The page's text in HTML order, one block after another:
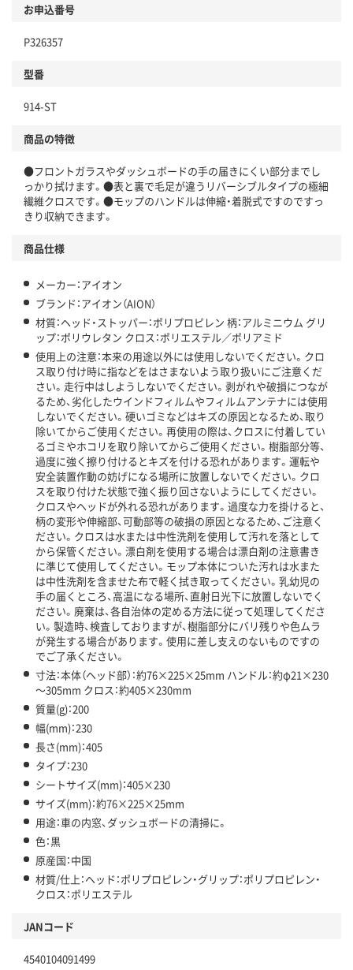
お申込番号
P326357
型番
914-ST
商品の特徴
●フロントガラスやダッシュボードの手の届きにくい部分までし
っかり拭けます。●表と裏で毛足が違うリバーシブルタイプの極細
繊維クロスです。●モップのハンドルは伸縮・着脱式ですのですっ
きり収納できます。
商品仕様
メーカー：アイオン
ブランド：アイオン（AION）
材質：ヘッド・ストッパー：ポリプロピレン 柄：アルミニウム グリ
ップ：ポリウレタン クロス：ポリエステル／ポリアミド
使用上の注意：本来の用途以外には使用しないでください。クロ
ス取り付け時に指などをはさまないよう取り扱いにご注意くだ
さい。走行中はしようしないでください。剥がれや破損につなが
るため、劣化したウインドフィルムやフィルムアンテナには使用
しないでください。硬いゴミなどはキズの原因となるため、取り
除いてからご使用ください。再使用の際は、クロスに付着してい
るゴミやホコリを取り除いてからご使用ください。樹脂部分等、
過度に強く擦り付けるとキズを付ける恐れがあります。運転や
安全装置作動の妨げになる場所に放置しないでください。クロ
スを取り付けた状態で強く振り回さないようにしてください。
クロスやヘッドが外れる恐れがあります。過度な力を掛けると、
柄の変形や伸縮部、可動部等の破損の原因となるため、ご注意く
ださい。クロスは水または中性洗剤を使用して汚れを落として
から保管ください。漂白剤を使用する場合は漂白剤の注意書き
に準じて使用してください。モップ本体についた汚れは水また
は中性洗剤を含ませた布で軽く拭き取ってください。乳幼児の
手の届くところ、高温になる場所、直射日光下に放置しないでく
ださい。廃棄は、各自治体の定める方法に従って処理してくださ
い。製造時、検査しておりますが、樹脂部分にバリ残りや色ムラ
が発生する場合があります。使用に差し支えのないものですの
でご了承ください。
寸法：本体（ヘッド部）：約76×225×25mm ハンドル：約φ21×230
～305mm クロス：約405×230mm
質量(g)：200
幅(mm)：230
長さ(mm)：405
タイプ：230
シートサイズ(mm)：405×230
サイズ(mm)：約76×225×25mm
用途：車の内窓、ダッシュボードの清掃に。
色：黒
原産国：中国
材質/仕上：ヘッド：ポリプロピレン・グリップ：ポリプロピレン・
クロス：ポリエステル
JANコード
4540104091499